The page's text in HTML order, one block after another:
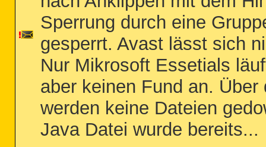
Sperrung durch eine
gesperrt. Avast lässt sich
Nur Mikrosoft Essetials
aber keinen Fund an.
werden keine Dateien
Java Datei wurde bereits...